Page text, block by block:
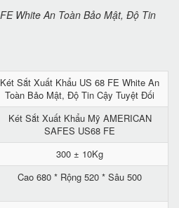
Két Sắt Xuất Khẩu US 68 FE White An
Toàn Bảo Mật, Độ Tin Cậy Tuyệt Đối
Két Sắt Xuất Khẩu Mỹ AMERICAN
SAFES US68 FE
300 ± 10Kg
Cao 680 * Rộng 520 * Sâu 500